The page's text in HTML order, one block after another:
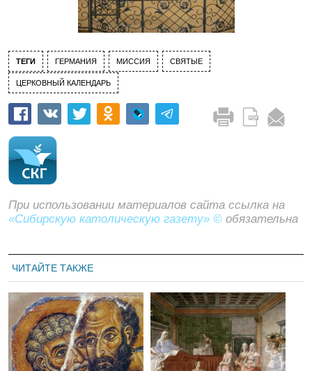
ТЕГИ ГЕРМАНИЯ МИССИЯ СВЯТЫЕ
ЦЕРКОВНЫЙ КАЛЕНДАРЬ
При использовании материалов сайта ссылка на
«Сибирскую католическую газету» © обязательна
ЧИТАЙТЕ ТАКЖЕ